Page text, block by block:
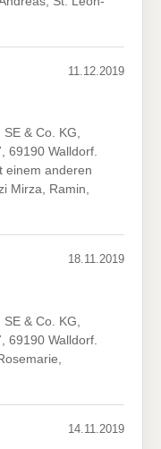
11.12.2019
& Co. KG,
69190 Walldorf.
einem anderen
Mirza, Ramin,
18.11.2019
& Co. KG,
69190 Walldorf.
14.11.2019